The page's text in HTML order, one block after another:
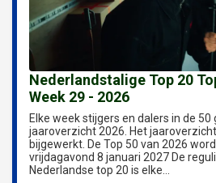
Nederlandstalige Top 20
Week 29 - 2026
Elke week stijgers en dalers in de 50
jaaroverzicht 2026. Het
bijgewerkt. De Top 50 van 2026
vrijdagavond 8 januari 2027 De
Nederlandse top 20 is elke...